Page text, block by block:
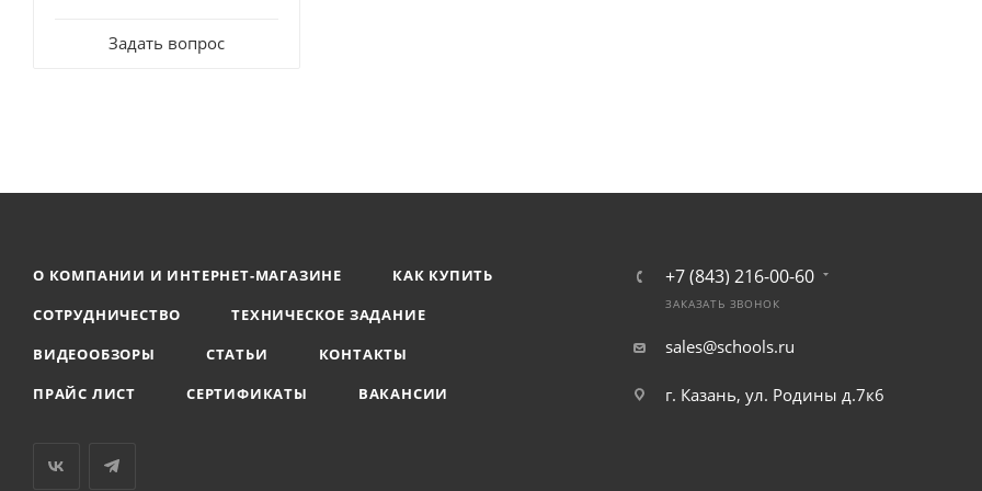
Задать вопрос
О КОМПАНИИ И ИНТЕРНЕТ-МАГАЗИНЕ
КАК КУПИТЬ
СОТРУДНИЧЕСТВО
ТЕХНИЧЕСКОЕ ЗАДАНИЕ
ВИДЕООБЗОРЫ
СТАТЬИ
КОНТАКТЫ
ПРАЙС ЛИСТ
СЕРТИФИКАТЫ ВАКАНСИИ
+7 (843) 216-00-60
ЗАКАЗАТЬ ЗВОНОК
sales@schools.ru
г. Казань, ул. Родины д.7к6